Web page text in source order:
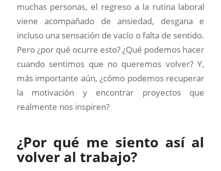
muchas personas, el regreso a la rutina laboral
viene acompañado de ansiedad, desgana e
incluso una sensación de vacío o falta de sentido.
Pero ¿por qué ocurre esto? ¿Qué podemos hacer
cuando sentimos que no queremos volver? Y,
más importante aún, ¿cómo podemos recuperar
la motivación y encontrar proyectos que
realmente nos inspiren?
¿Por qué me siento así al
volver al trabajo?